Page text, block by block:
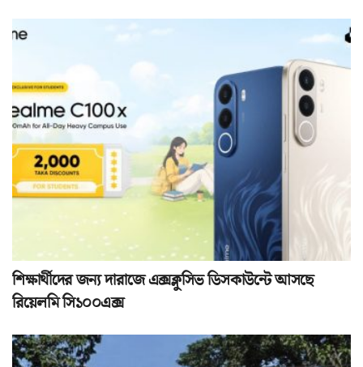
শিক্ষার্থীদের জন্য দারাজে এক্সক্লুসিভ ডিসকাউন্টে আসছে
রিয়েলমি সি১০০এক্স